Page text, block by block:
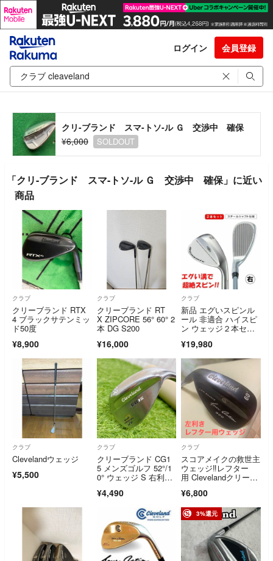
ログイン 会員登録
クリ-ブランド スマ-トソ-ル Ｇ 交渉中 確保
¥6,000
SOLDOUT
「クリ-ブランド スマ-トソ-ル Ｇ 交渉中 確保」に近い
商品
クラブ
クリーブランド RTX
4 ブラックサテンミッ
ド50度
¥8,900
クラブ
クリーブランド RT
X ZIPCORE 56° 60° 2
本 DG S200
¥16,000
クラブ
新品 エグいスピンル
ール 非適合 ハイスピ
ン ウェッジ２本セッ
¥19,980
クラブ
Clevelandウェッジ
¥5,500
クラブ
クリーブランド CG1
5 メンズゴルフ 52°/1
0° ウェッジ S 右利
ール NSプロ
¥4,490
クラブ
スコアメイクの救世主
ウェッジ‼️レフター
用 Clevelandクリーブ
¥6,800
3%還元